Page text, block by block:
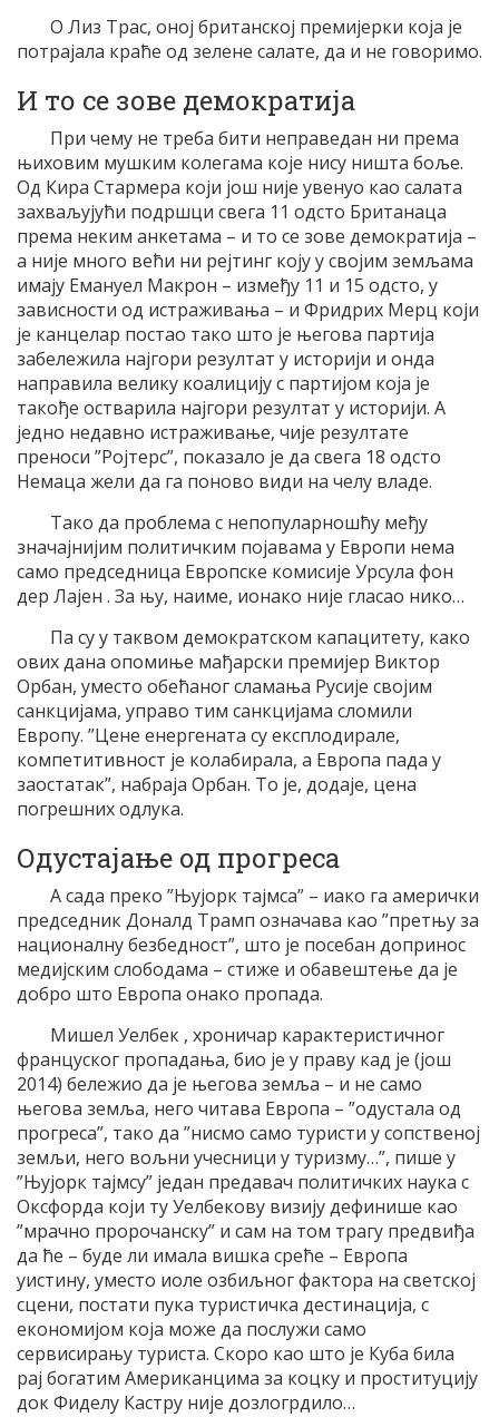
О Лиз Трас, оној британској премијерки која је
потрајала краће од зелене салате, да и не говоримо.
И то се зове демократија
При чему не треба бити неправедан ни према
њиховим мушким колегама које нису ништа боље.
Од Кира Стармера који још није увенуо као салата
захваљујући подршци свега 11 одсто Британаца
према неким анкетама – и то се зове демократија –
а није много већи ни рејтинг коју у својим земљама
имају Емануел Макрон – између 11 и 15 одсто, у
зависности од истраживања – и Фридрих Мерц који
је канцелар постао тако што је његова партија
забележила најгори резултат у историји и онда
направила велику коалицију с партијом која је
такође остварила најгори резултат у историји. А
једно недавно истраживање, чије резултате
преноси ”Ројтерс”, показало је да свега 18 одсто
Немаца жели да га поново види на челу владе.
Тако да проблема с непопуларношћу међу
значајнијим политичким појавама у Европи нема
само председница Европске комисије Урсула фон
дер Лајен . За њу, наиме, ионако није гласао нико…
Па су у таквом демократском капацитету, како
ових дана опомиње мађарски премијер Виктор
Орбан, уместо обећаног сламања Русије својим
санкцијама, управо тим санкцијама сломили
Европу. ”Цене енергената су експлодирале,
компетитивност је колабирала, а Европа пада у
заостатак”, набраја Орбан. То је, додаје, цена
погрешних одлука.
Одустајање од прогреса
А сада преко ”Њујорк тајмса” – иако га амерички
председник Доналд Трамп означава као ”претњу за
националну безбедност”, што је посебан допринос
медијским слободама – стиже и обавештење да је
добро што Европа онако пропада.
Мишел Уелбек , хроничар карактеристичног
француског пропадања, био је у праву кад је (још
2014) бележио да је његова земља – и не само
његова земља, него читава Европа – ”одустала од
прогреса”, тако да ”нисмо само туристи у сопственој
земљи, него вољни учесници у туризму…”, пише у
”Њујорк тајмсу” један предавач политичких наука с
Оксфорда који ту Уелбекову визију дефинише као
”мрачно пророчанску” и сам на том трагу предвиђа
да ће – буде ли имала вишка среће – Европа
уистину, уместо иоле озбиљног фактора на светској
сцени, постати пука туристичка дестинација, с
економијом која може да послужи само
сервисирању туриста. Скоро као што је Куба била
рај богатим Американцима за коцку и проституцију
док Фиделу Кастру није дозлогрдило…